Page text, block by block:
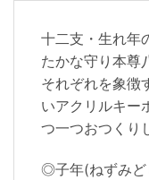
十二支・生れ年
たかな守り本尊
それぞれを象徴
いアクリルキー
つ一つおつくり
◎子年(ねずみど